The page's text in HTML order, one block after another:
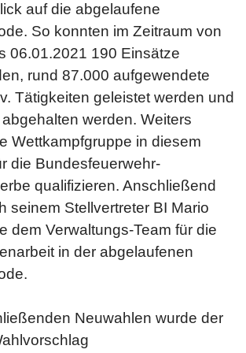
auf die abgelaufene
So konnten im Zeitraum von
06.01.2021 190 Einsätze
rund 87.000 aufgewendete
Tätigkeiten geleistet werden und
werden. Weiters
Wettkampfgruppe in diesem
die Bundesfeuerwehr-
qualifizieren. Anschließend
seinem Stellvertreter BI Mario
dem Verwaltungs-Team für die
in der abgelaufenen
Neuwahlen wurde der